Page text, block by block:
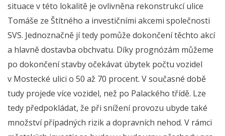
situace v této lokalitě je ovlivněna rekonstrukcí ulice
Tomáše ze Štítného a investičními akcemi společnosti
SVS. Jednoznačně jí tedy pomůže dokončení těchto akcí
a hlavně dostavba obchvatu. Díky prognózám můžeme
po dokončení stavby očekávat úbytek počtu vozidel
v Mostecké ulici o 50 až 70 procent. V současné době
tudy projede více vozidel, než po Palackého třídě. Lze
tedy předpokládat, že při snížení provozu ubyde také
množství případných rizik a dopravních nehod. V rámci